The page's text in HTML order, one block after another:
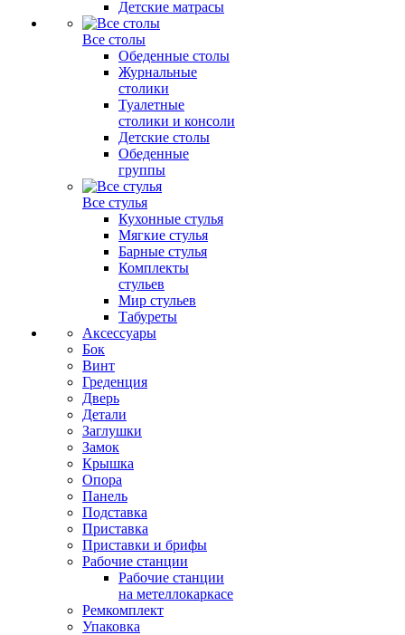
Детские матрасы
Все столы
Обеденные столы
Журнальные
столики
Туалетные
столики и консоли
Детские столы
Обеденные
группы
Все стулья
Кухонные стулья
Мягкие стулья
Барные стулья
Комплекты
стульев
Мир стульев
Табуреты
Аксессуары
Бок
Винт
Греденция
Дверь
Детали
Заглушки
Замок
Крышка
Опора
Панель
Подставка
Приставка
Приставки и брифы
Рабочие станции
Рабочие станции
на метеллокаркасе
Ремкомплект
Упаковка